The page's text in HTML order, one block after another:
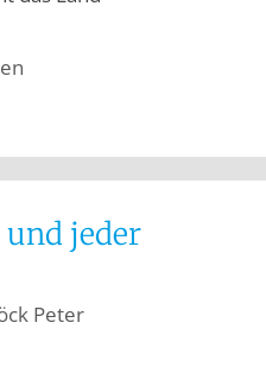
jeder
Peter